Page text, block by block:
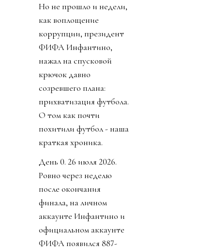
Но не прошло и недели,
как воплощение
коррупции, президент
ФИФА Инфантино,
нажал на спусковой
крючок давно
созревшего плана:
прихватизация футбола.
О том как почти
похитили футбол - наша
краткая хроника.
День 0. 26 июля 2026.
Ровно через неделю
после окончания
финала, на личном
аккаунте Инфантино и
официальном аккаунте
ФИФА появился 887-